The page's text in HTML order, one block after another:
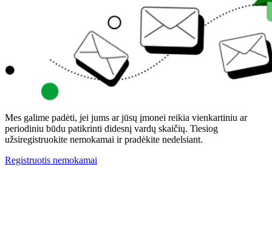
Mes galime padėti, jei jums ar jūsų įmonei reikia vienkartiniu ar
periodiniu būdu patikrinti didesnį vardų skaičių. Tiesiog
užsiregistruokite nemokamai ir pradėkite nedelsiant.
Registruotis nemokamai